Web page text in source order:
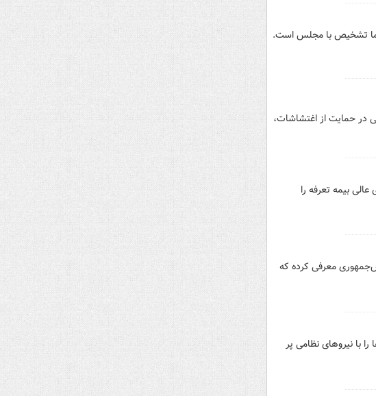
در حمایت از اغتشاشات،
بیمه تعرفه را
معرفی کرده که
با نیروهای نظامی پر